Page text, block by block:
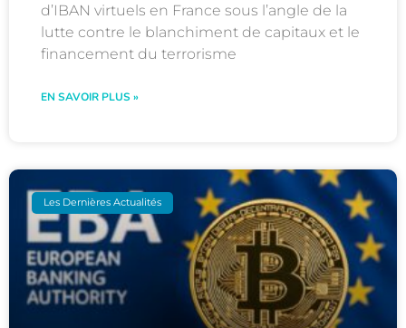
d’IBAN virtuels en France sous l’angle de la
lutte contre le blanchiment de capitaux et le
financement du terrorisme
EN SAVOIR PLUS »
Les Dernières Actualités